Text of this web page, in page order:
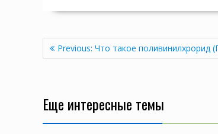
Навигация
по
Previous: Previous
post:
Что такое поливинилхрорид
Еще интересные темы